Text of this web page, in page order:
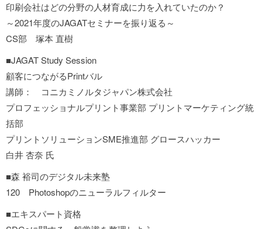
印刷会社はどの分野の人材育成に力を入れていたのか？
～2021年度のJAGATセミナーを振り返る～
CS部 塚本 直樹
■JAGAT Study Session
顧客につながるPrintバル
講師： コニカミノルタジャパン株式会社
プロフェッショナルプリント事業部 プリントマーケティング統
括部
プリントソリューションSME推進部 グロースハッカー
白井 杏奈 氏
■森 裕司のデジタル未来塾
120 Photoshopのニューラルフィルター
■エキスパート資格